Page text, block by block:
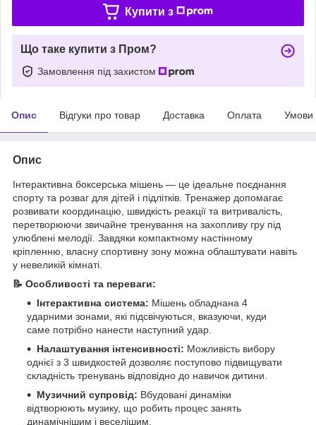
Купити з
Що таке купити з Пром?
Замовлення під захистом
Опис Відгуки про товар Доставка Оплата Умови
Опис
Інтерактивна боксерська мішень — це ідеальне поєднання
спорту та розваг для дітей і підлітків. Тренажер допомагає
розвивати координацію, швидкість реакції та витривалість,
перетворюючи звичайне тренування на захопливу гру під
улюблені мелодії. Завдяки компактному настінному
кріпленню, власну спортивну зону можна облаштувати навіть
у невеликій кімнаті.
📝 Особливості та переваги:
Інтерактивна система: Мішень обладнана 4
ударними зонами, які підсвічуються, вказуючи, куди
саме потрібно нанести наступний удар.
Налаштування інтенсивності: Можливість вибору
однієї з 3 швидкостей дозволяє поступово підвищувати
складність тренувань відповідно до навичок дитини.
Музичний супровід: Вбудовані динаміки
відтворюють музику, що робить процес занять
динамічнішим і веселішим.